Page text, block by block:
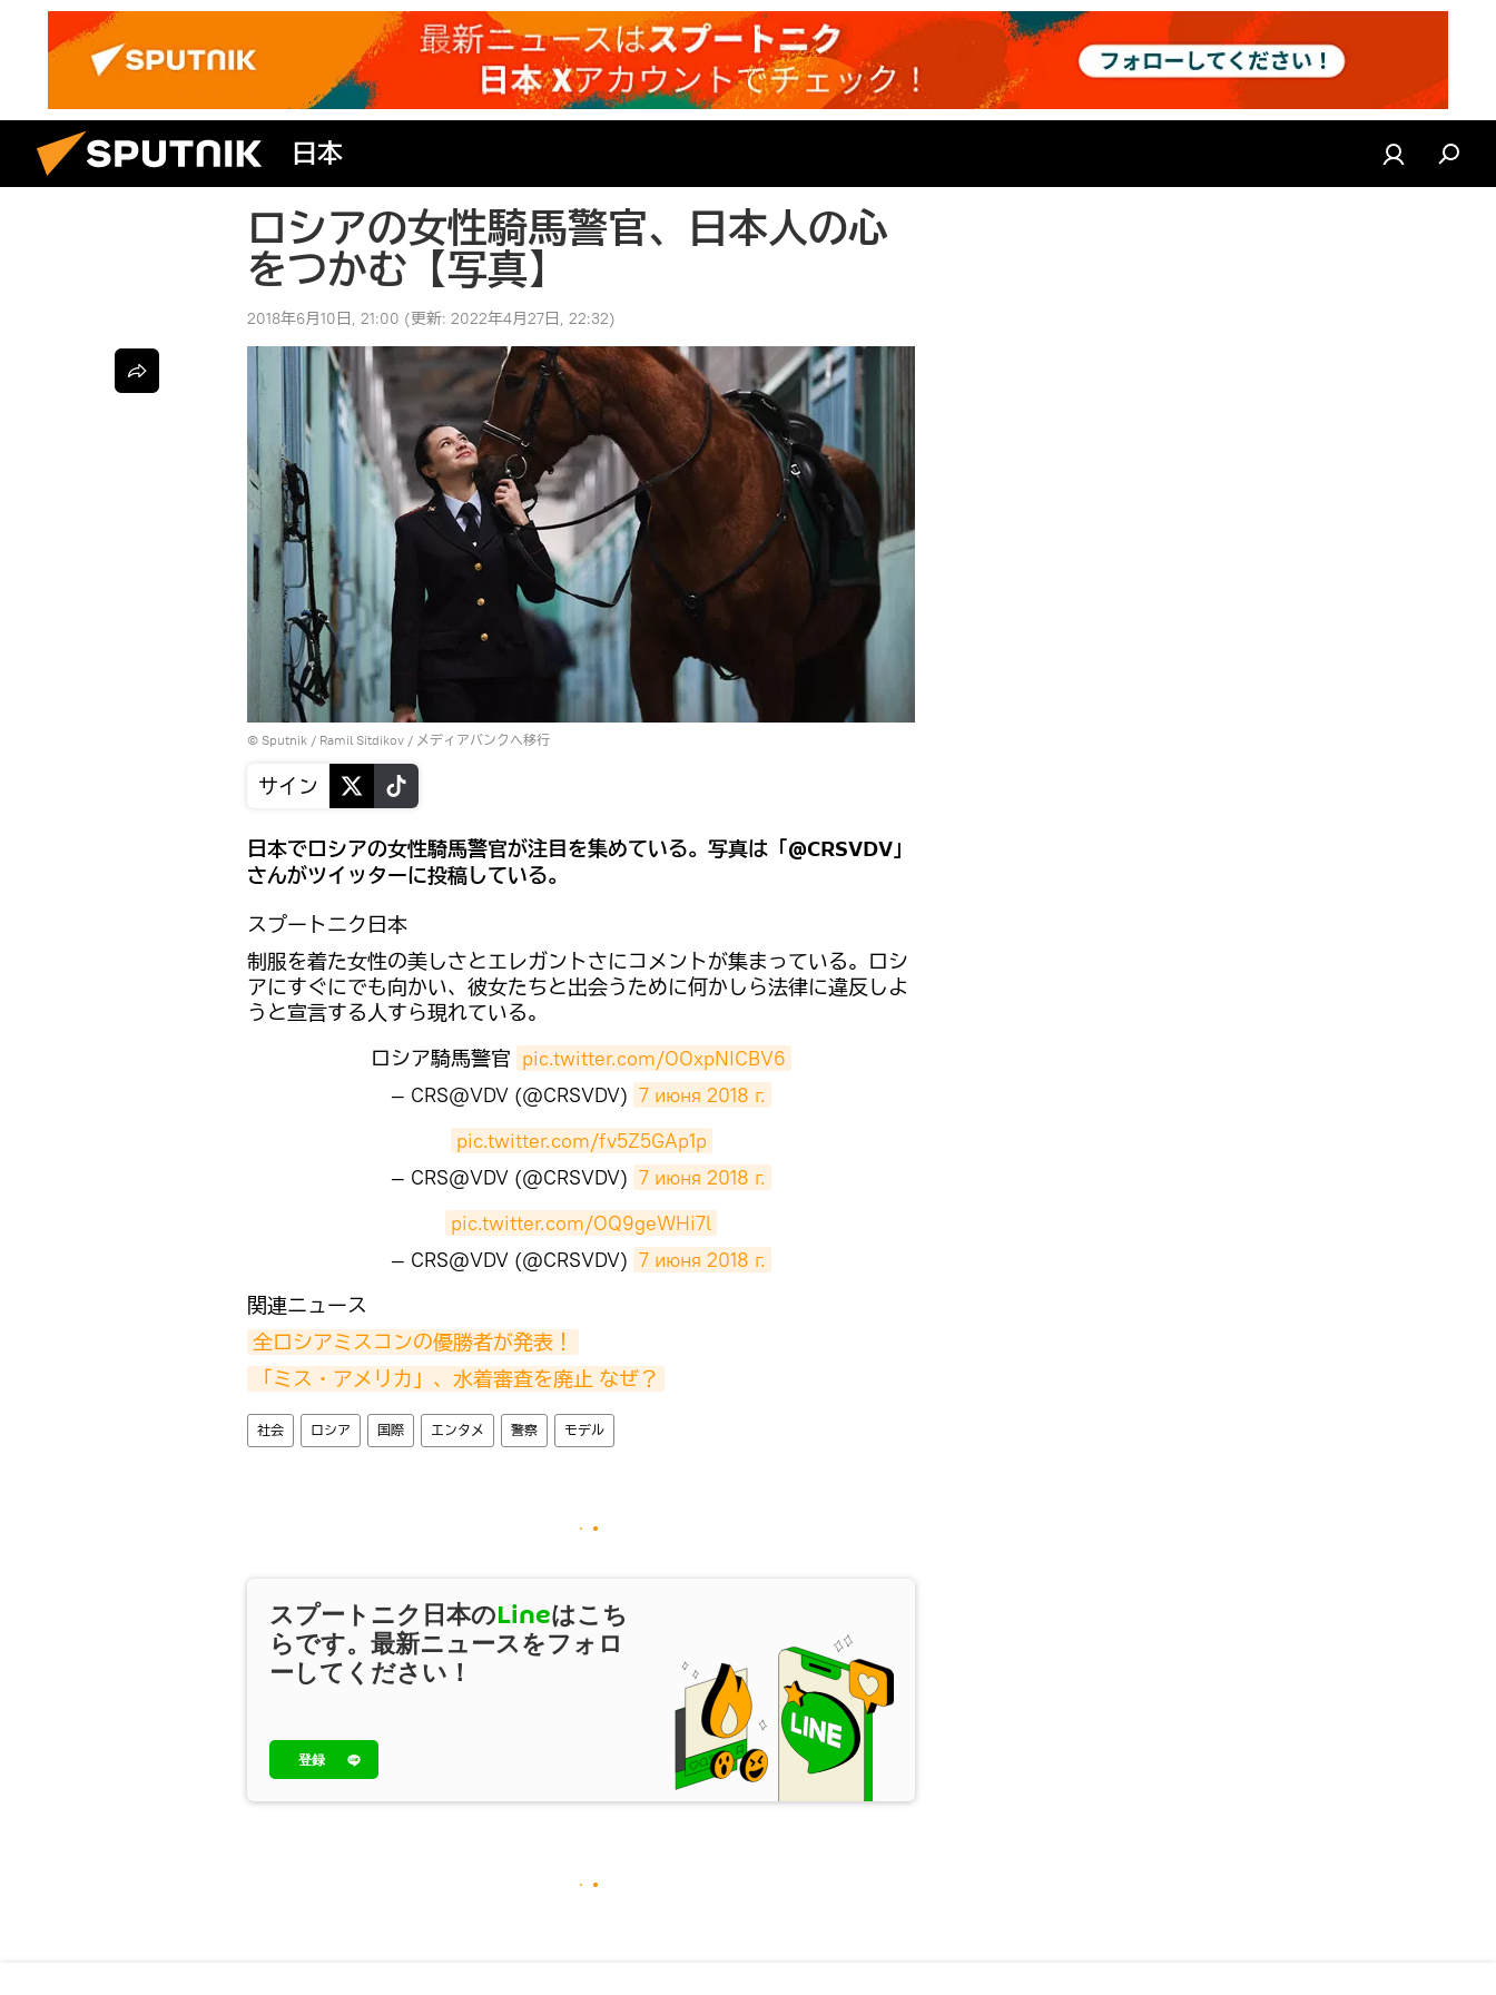
日本
ロシアの女性騎馬警官、日本人の心
をつかむ【写真】
2018年6月10日, 21:00 (更新: 2022年4月27日, 22:32)
© Sputnik / Ramil Sitdikov / メディアバンクへ移行
サイン
日本でロシアの女性騎馬警官が注目を集めている。写真は「@CRSVDV」
さんがツイッターに投稿している。
スプートニク日本
制服を着た女性の美しさとエレガントさにコメントが集まっている。ロシ
アにすぐにでも向かい、彼女たちと出会うために何かしら法律に違反しよ
うと宣言する人すら現れている。
ロシア騎馬警官 pic.twitter.com/OOxpNICBV6
— CRS@VDV (@CRSVDV) 7 июня 2018 г.
pic.twitter.com/fv5Z5GAp1p
— CRS@VDV (@CRSVDV) 7 июня 2018 г.
pic.twitter.com/OQ9geWHi7l
— CRS@VDV (@CRSVDV) 7 июня 2018 г.
​関連ニュース
全ロシアミスコンの優勝者が発表！
「ミス・アメリカ」、水着審査を廃止 なぜ？
社会 ロシア 国際 エンタメ 警察 モデル
スプートニク日本のLineはこち
らです。最新ニュースをフォロ
ーしてください！
登録